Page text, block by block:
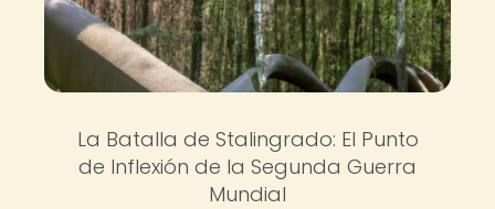
La Batalla de Stalingrado: El Punto
de Inflexión de la Segunda Guerra
Mundial